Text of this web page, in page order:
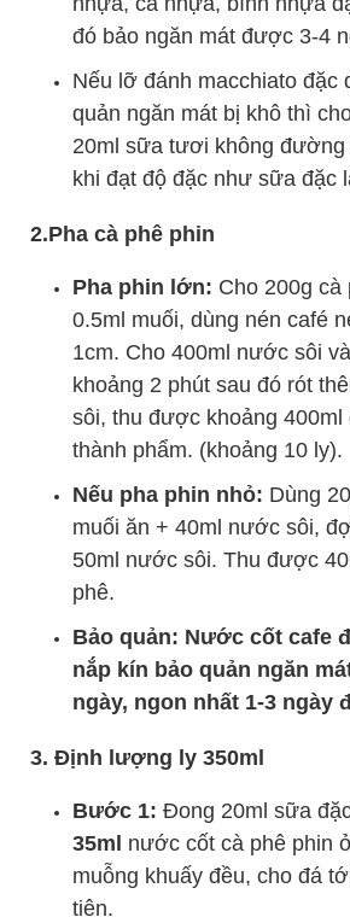
đó bảo ngăn mát được 3-4
Nếu lỡ đánh macchiato đặc
quản ngăn mát bị khô thì
20ml sữa tươi không đường
khi đạt độ đặc như sữa đặc
2.Pha cà phê phin
Pha phin lớn: Cho 200g cà
0.5ml muối, dùng nén café
1cm. Cho 400ml nước sôi
khoảng 2 phút sau đó rót
sôi, thu được khoảng 400ml
thành phẩm. (khoảng 10 ly).
Nếu pha phin nhỏ: Dùng
muối ăn + 40ml nước sôi,
50ml nước sôi. Thu được
phê.
Bảo quản: Nước cốt cafe
nắp kín bảo quản ngăn
ngày, ngon nhất 1-3 ngày
3. Định lượng ly 350ml
Bước 1: Đong 20ml sữa
35ml nước cốt cà phê phin
muỗng khuấy đều, cho đá
tiên.